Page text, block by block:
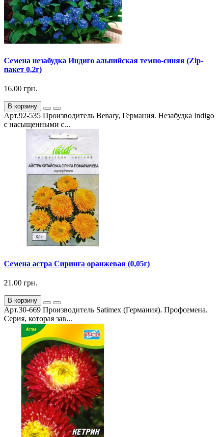
Семена незабудка Индиго альпийская темно-синяя (Zip-
пакет 0,2г)
16.00 грн.
В корзину
Арт.92-535 Производитель Benary, Германия. Незабудка Indigo
с насыщенными с...
Семена астра Сиринга оранжевая (0,05г)
21.00 грн.
В корзину
Арт.30-669 Производитель Satimex (Германия). Профсемена.
Серия, которая зав...